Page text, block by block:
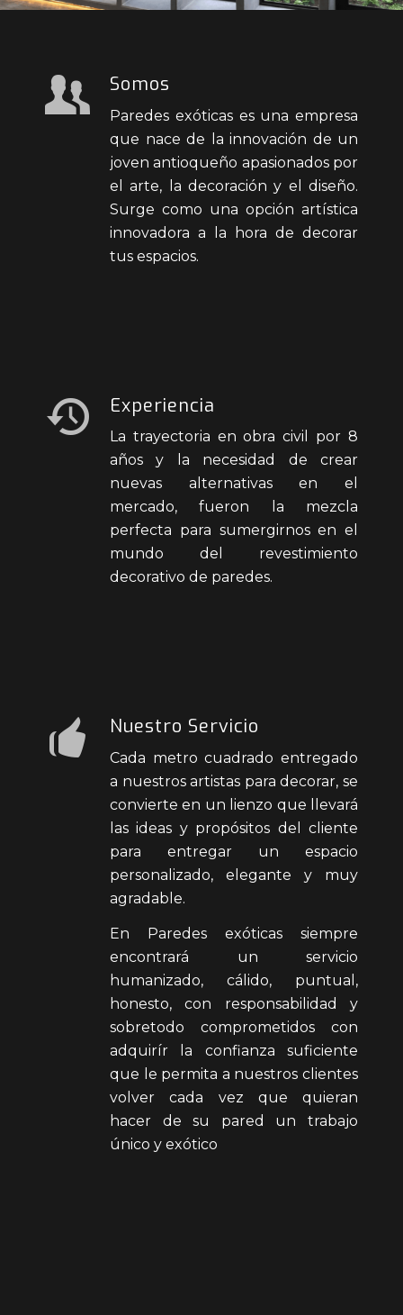
Somos
Paredes exóticas es una empresa
que nace de la innovación de un
joven antioqueño apasionados por
el arte, la decoración y el diseño.
Surge como una opción artística
innovadora a la hora de decorar
tus espacios.
Experiencia
La trayectoria en obra civil por 8
años y la necesidad de crear
nuevas alternativas en el
mercado, fueron la mezcla
perfecta para sumergirnos en el
mundo del revestimiento
decorativo de paredes.
Nuestro Servicio
Cada metro cuadrado entregado
a nuestros artistas para decorar, se
convierte en un lienzo que llevará
las ideas y propósitos del cliente
para entregar un espacio
personalizado, elegante y muy
agradable.
En Paredes exóticas siempre
encontrará un servicio
humanizado, cálido, puntual,
honesto, con responsabilidad y
sobretodo comprometidos con
adquirír la confianza suficiente
que le permita a nuestros clientes
volver cada vez que quieran
hacer de su pared un trabajo
único y exótico